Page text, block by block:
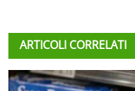
ARTICOLI CORRELATI